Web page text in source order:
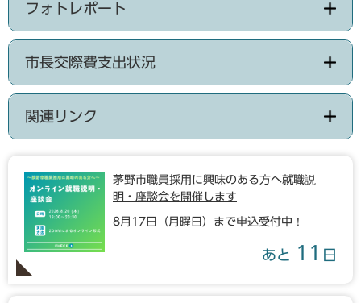
フォトレポート
市長交際費支出状況
関連リンク
茅野市職員採用に興味のある方へ就職説
明・座談会を開催します
8月17日（月曜日）まで申込受付中！
あと 11 日